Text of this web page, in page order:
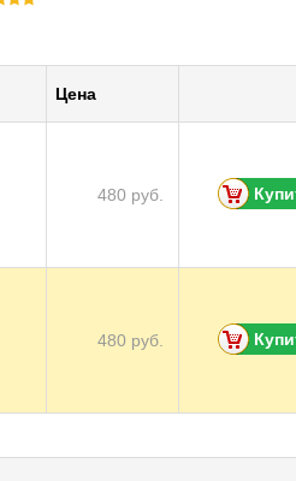
Цена
480 руб.
480 руб.